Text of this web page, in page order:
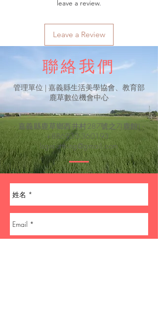
leave a review.
Leave a Review
聯絡我們
​管理單位 | 嘉義縣生活美學協會、教育部
鹿草數位機會中心
- 嘉義縣鹿草鄉西井村287號之7(鹿館) -
+886933-360193
lsgreatthing@gmail.com